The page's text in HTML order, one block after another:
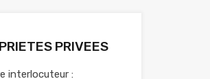
PRIVEES
interlocuteur :